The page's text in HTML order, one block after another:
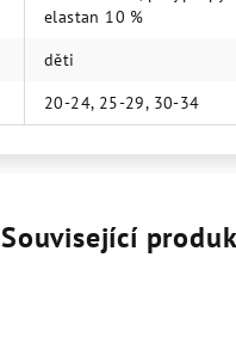
elastan 10 %
děti
20-24, 25-29, 30-34
Související